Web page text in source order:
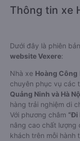
Thông tin xe
Dưới đây là phiên
website Vexere:
Nhà xe Hoàng Công
chuyên phục vụ các
Quảng Ninh và Hà
hàng trải nghiệm di
Với phương châm “Đi
nâng cao chất lượng
khách trên mỗi hành